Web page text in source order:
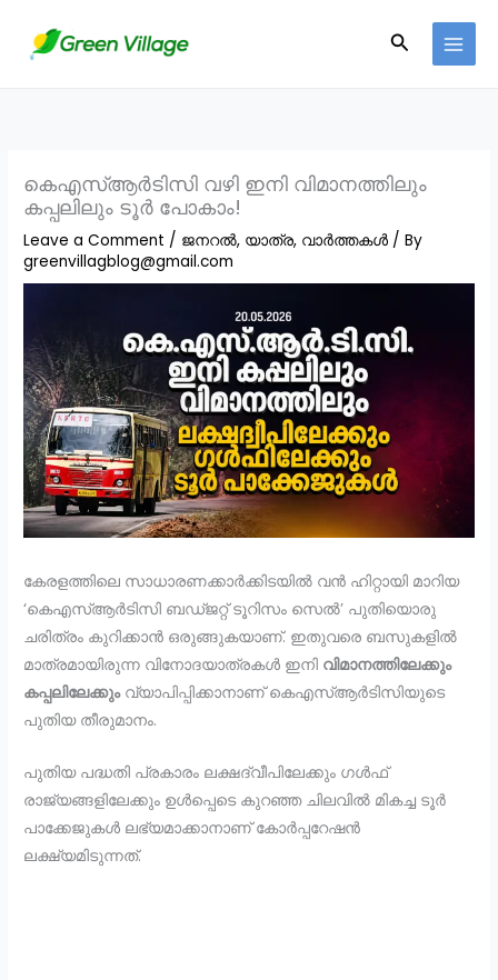
Search
കെഎസ്ആർടിസി വഴി ഇനി വിമാനത്തിലും
കപ്പലിലും ടൂർ പോകാം!
Leave a Comment / ജനറൽ, യാത്ര, വാർത്തകൾ / By
greenvillagblog@gmail.com
കേരളത്തിലെ സാധാരണക്കാർക്കിടയിൽ വൻ ഹിറ്റായി മാറിയ
‘കെഎസ്ആർടിസി ബഡ്ജറ്റ് ടൂറിസം സെൽ’ പുതിയൊരു
ചരിത്രം കുറിക്കാൻ ഒരുങ്ങുകയാണ്. ഇതുവരെ ബസുകളിൽ
മാത്രമായിരുന്ന വിനോദയാത്രകൾ ഇനി വിമാനത്തിലേക്കും
കപ്പലിലേക്കുംവ്യാപിപ്പിക്കാനാണ് കെഎസ്ആർടിസിയുടെ
പുതിയ തീരുമാനം.
പുതിയ പദ്ധതി പ്രകാരം ലക്ഷദ്വീപിലേക്കും ഗൾഫ്
രാജ്യങ്ങളിലേക്കും ഉൾപ്പെടെ കുറഞ്ഞ ചിലവിൽ മികച്ച ടൂർ
പാക്കേജുകൾ ലഭ്യമാക്കാനാണ് കോർപ്പറേഷൻ
ലക്ഷ്യമിടുന്നത്.